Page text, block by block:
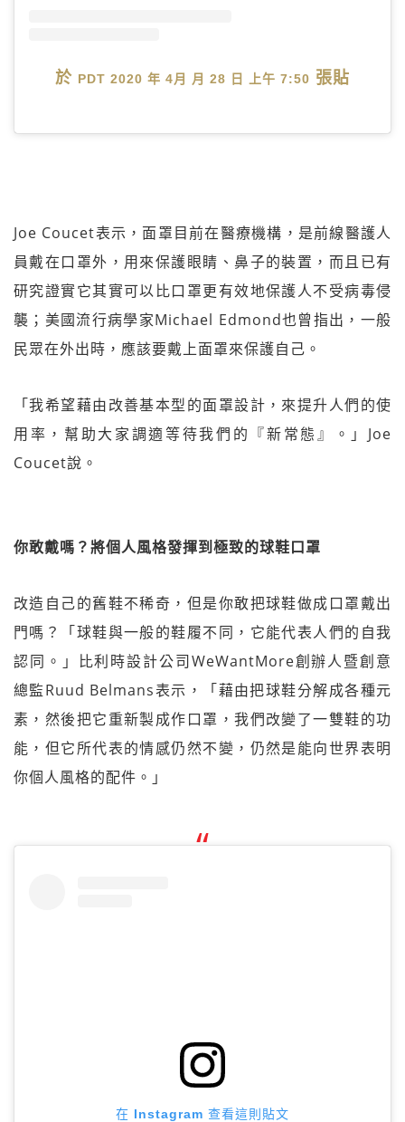
於 PDT 2020 年 4月 月 28 日 上午 7:50 張貼
Joe Coucet表示，面罩目前在醫療機構，是前線醫護人
員戴在口罩外，用來保護眼睛、鼻子的裝置，而且已有
研究證實它其實可以比口罩更有效地保護人不受病毒侵
襲；美國流行病學家Michael Edmond也曾指出，一般
民眾在外出時，應該要戴上面罩來保護自己。
「我希望藉由改善基本型的面罩設計，來提升人們的使
用率，幫助大家調適等待我們的『新常態』。」Joe
Coucet說。
你敢戴嗎？將個人風格發揮到極致的球鞋口罩
改造自己的舊鞋不稀奇，但是你敢把球鞋做成口罩戴出
門嗎？「球鞋與一般的鞋履不同，它能代表人們的自我
認同。」比利時設計公司WeWantMore創辦人暨創意
總監Ruud Belmans表示，「藉由把球鞋分解成各種元
素，然後把它重新製成作口罩，我們改變了一雙鞋的功
能，但它所代表的情感仍然不變，仍然是能向世界表明
你個人風格的配件。」
在 Instagram 查看這則貼文